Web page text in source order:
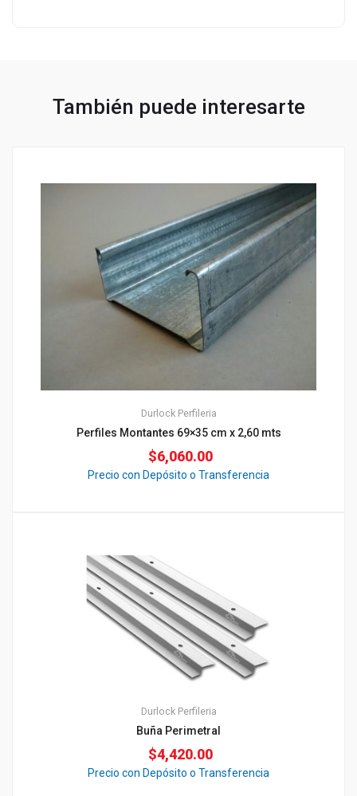
También puede interesarte
Durlock Perfileria
Perfiles Montantes 69×35 cm x 2,60 mts
$6,060.00
Precio con Depósito o Transferencia
Durlock Perfileria
Buña Perimetral
$4,420.00
Precio con Depósito o Transferencia